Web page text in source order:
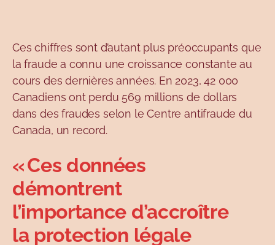
Ces chiffres sont d’autant plus préoccupants que
la fraude a connu une croissance constante au
cours des dernières années. En 2023, 42 000
Canadiens ont perdu 569 millions de dollars
dans des fraudes selon le Centre antifraude du
Canada, un record.
« Ces données
démontrent
l’importance d’accroître
la protection légale